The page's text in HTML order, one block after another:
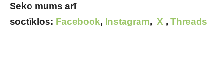
Seko mums arī
soctīklos: Facebook, Instagram, X , Threads